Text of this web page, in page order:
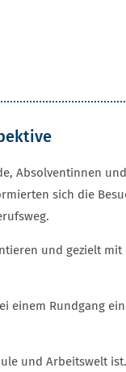
Absolventinnen
sich die
und gezielt
einem Rundgang
und Arbeitswelt ist.